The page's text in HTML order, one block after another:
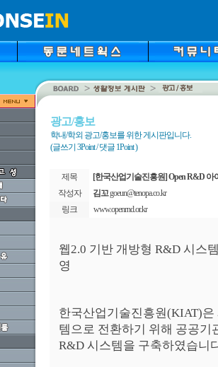
광고/홍보
학내/학외 광고/홍보를 위한 게시판입니다.
(글쓰기 3Point / 댓글 1Point )
제목
[한국산업기술진흥원] Open R&D 아
작성자
김꼬goeun@tenopa.co.kr
링크
www.openrnd.or.kr
웹2.0 기반 개방형 R&D 시스
영
한국산업기술진흥원(KIAT)
템으로 전환하기 위해 공공기
R&D 시스템을 구축하였습니